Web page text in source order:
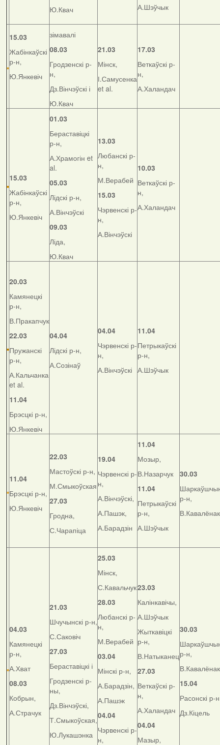
Ю.Квач
А.Шэўчык
15.03
Жабінкаўскі
р-н,
Ю.Янкевіч
зімавалі
08.03
Гродзенскі р-
н,
Дз.Вінчэўскі і
Ю.Квач
21.03
Мінск,
І.Самусенка
et al.
17.03
Веткаўскі р-
н,
А.Халандач
15.03
Жабінкаўскі
р-н,
Ю.Янкевіч
01.03
Бераставіцкі
р-н,
А.Храмогін et
al.
05.03
Лідскі р-н,
А.Вінчэўскі
09.03
Ліда,
Ю.Квач
13.03
Любанскі р-
н,
М.Верабей
15.03
Чэрвенскі р-
н,
А.Вінчэўскі
10.03
Веткаўскі р-
н,
А.Халандач
20.03
Камянецкі
р-н,
В.Пракапчук
22.03
Пружанскі
р-н,
А.Кальчанка
et al.
11.04
Брэсцкі р-н,
Ю.Янкевіч
04.04
Лідскі р-н,
А.Созінаў
04.04
Чэрвенскі р-
н,
А.Вінчэўскі
11.04
Петрыкаўскі
р-н,
А.Шэўчык
11.04
Брэсцкі р-н,
Ю.Янкевіч
22.03
Мастоўскі р-н,
М.Смыкоўская
27.03
Гродна,
С.Чарапіца
19.04
Чэрвенскі р-
н,
А.Вінчэўскі,
А.Пашэк,
А.Барадзін
11.04
Мозыр,
В.Назарчук
11.04
Петрыкаўскі
р-н,
А.Шэўчык
30.03
р-н,
В.Кавалёнак
04.03
Камянецкі
р-н,
А.Хват
08.03
Кобрын,
А.Страчук
21.03
Шчучынскі р-н,
С.Саковіч
27.03
Бераставіцкі і
Гродзенскі р-
ны,
Дз.Вінчэўскі,
Т.Смыкоўская,
Ю.Лукашэнка
25.03
Мінск,
С.Кавальчук
28.03
Любанскі р-
н,
М.Верабей
03.04
Мінскі р-н,
А.Барадзін,
А.Пашэк
04.04
Чэрвенскі р-
н,
23.03
Калінкавічы,
А.Шэўчык
Жыткавіцкі
р-н,
В.Натыканец
27.03
Веткаўскі р-
н,
А.Халандач
04.04
Мазыр,
30.03
р-н,
В.Кавалёнак
15.04
Расонскі р-
Дз.Кіцель